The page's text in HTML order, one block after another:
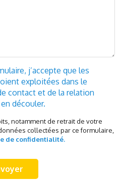
j’accepte que les
exploitées dans le
contact et de la relation
découler.
notamment de retrait de votre
collectées par ce formulaire,
de confidentialité.